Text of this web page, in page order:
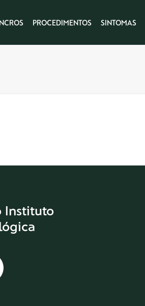
PROCEDIMENTOS SINTOMAS
Instituto